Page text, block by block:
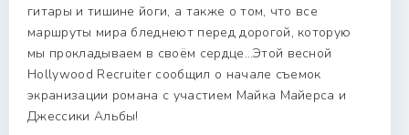
гитары и тишине йоги, а также о том, что все
маршруты мира бледнеют перед дорогой, которую
мы прокладываем в своём сердце…Этой весной
Hollywood Recruiter сообщил о начале съемок
экранизации романа с участием Майка Майерса и
Джессики Альбы!